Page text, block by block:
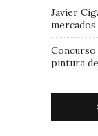
Javier
mercados
pintura